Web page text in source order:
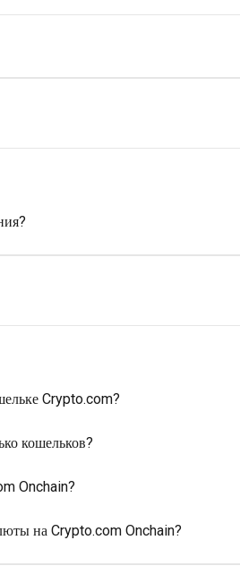
Crypto.com?
кошельков?
Onchain?
на Crypto.com Onchain?